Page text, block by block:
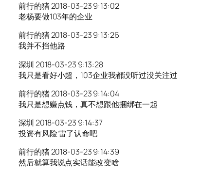
前行的猪 2018-03-23 9:13:02
老杨要做103年的企业
前行的猪 2018-03-23 9:13:26
我并不挡他路
深圳 2018-03-23 9:13:28
我只是看好小超，103企业我都没听过没关注过
前行的猪 2018-03-23 9:14:04
我只是想赚点钱，真不想跟他捆绑在一起
深圳 2018-03-23 9:14:37
投资有风险 雷了认命吧
前行的猪 2018-03-23 9:14:39
然后就算我说点实话能改变啥